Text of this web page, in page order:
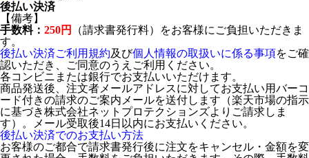
後払い決済
【備考】
手数料： 250円
（請求書発行料）をお客様にご負担いただきま
す。
後払い決済ご利用規約及び個人情報の取扱いに係る事項をご確
認いただき、ご同意のうえご利用ください。
各コンビニまたは銀行でお支払いいただけます。
商品発送後、注文者メールアドレスに対してお支払い用バーコ
ード付きの請求のご案内メールを送付します（楽天市場の指示
に基づき株式会社ネットプロテクションズよりご請求しま
す）。メール受取後14日以内にお支払いください。
後払い決済でのお支払い方法
お客様のご都合で請求書発行後に注文をキャンセル・金額を変